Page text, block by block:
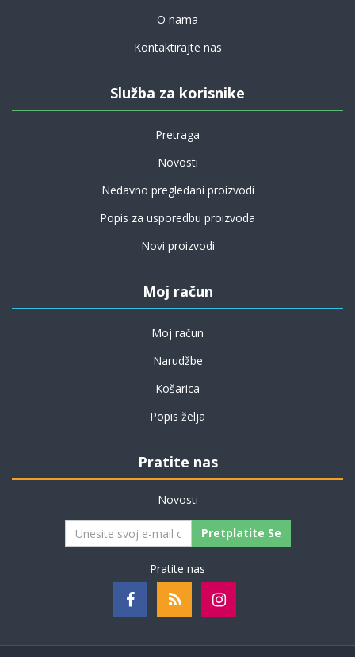
O nama
Kontaktirajte nas
Služba za korisnike
Pretraga
Novosti
Nedavno pregledani proizvodi
Popis za usporedbu proizvoda
Novi proizvodi
Moj račun
Moj račun
Narudžbe
Košarica
Popis želja
Pratite nas
Novosti
Pretplatite Se
Pratite nas